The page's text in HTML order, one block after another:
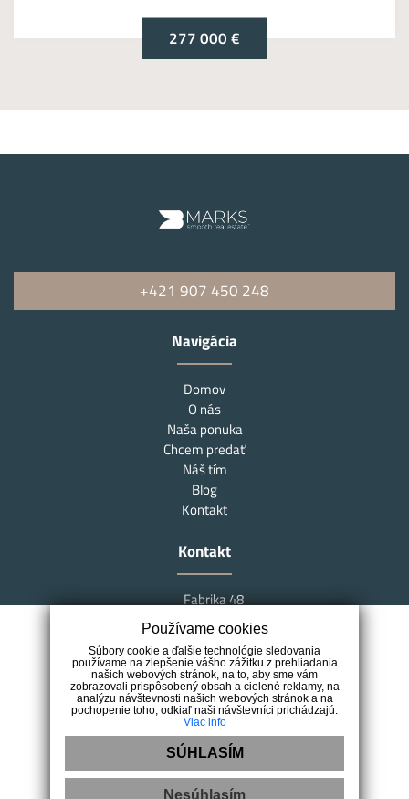
277 000 €
+421 907 450 248
Navigácia
Domov
O nás
Naša ponuka
Chcem predať
Náš tím
Blog
Kontakt
Kontakt
Fabrika 48
Južná trieda 48
040 01 Košice
+421 907 450 248
info@marksreal.sk
Používame cookies
Súbory cookie a ďalšie technológie sledovania
používame na zlepšenie vášho zážitku z prehliadania
našich webových stránok, na to, aby sme vám
zobrazovali prispôsobený obsah a cielené reklamy, na
analýzu návštevnosti našich webových stránok a na
pochopenie toho, odkiaľ naši návštevníci prichádzajú.
Viac info
SÚHLASÍM
Nesúhlasím